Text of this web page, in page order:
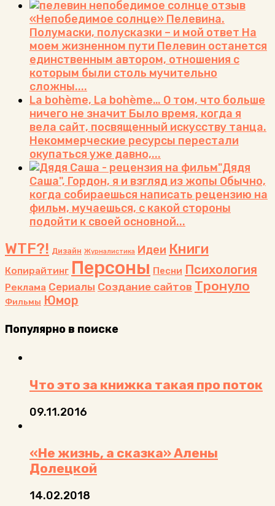
«Непобедимое солнце» Пелевина.
Полумаски, полусказки – и мой ответ На
моем жизненном пути Пелевин останется
единственным автором, отношения с
которым были столь мучительно
сложны....
La bohème, La bohème… О том, что больше
ничего не значит Было время, когда я
вела сайт, посвященный искусству танца.
Некоммерческие ресурсы перестали
окупаться уже давно,...
"Дядя
Саша", Гордон, я и взгляд из жопы Обычно,
когда собираешься написать рецензию на
фильм, мучаешься, с какой стороны
подойти к своей основной...
WTF?! Дизайн Журналистика Идеи Книги
Копирайтинг Персоны Песни Психология
Реклама Сериалы Создание сайтов Тронуло
Фильмы Юмор
Популярно в поиске
Что это за книжка такая про поток
09.11.2016
«Не жизнь, а сказка» Алены
Долецкой
14.02.2018